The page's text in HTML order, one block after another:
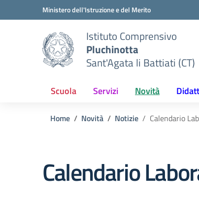
Vai ai contenuti
Vai al menu di navigazioneMinistero dell'Istruzione e del Merito
Istituto Comprensivo
Pluchinotta
Sant'Agata li Battiati (CT)
Scuola Servizi Novità
Home Novità Notizie Calendario
Calendario